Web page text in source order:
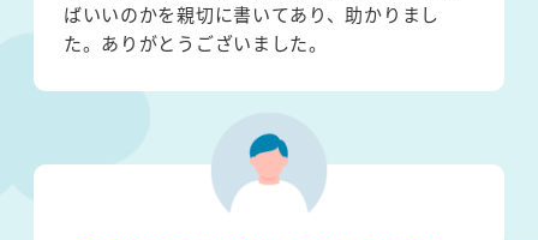
ばいいのかを親切に書いてあり、助かりまし
た。ありがとうございました。